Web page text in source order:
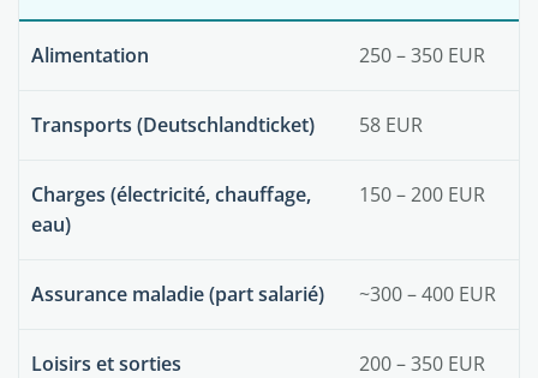
Alimentation 250 – 350 EUR
Transports (Deutschlandticket) 58 EUR
Charges (électricité, chauffage,
eau)
150 – 200 EUR
Assurance maladie (part salarié) ~300 – 400 EUR
Loisirs et sorties 200 – 350 EUR